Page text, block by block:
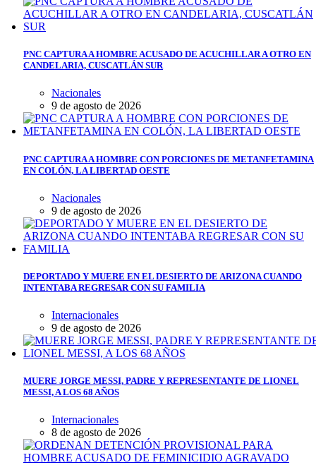
PNC CAPTURA A HOMBRE ACUSADO DE ACUCHILLAR A OTRO EN
CANDELARIA, CUSCATLÁN SUR
Nacionales
9 de agosto de 2026
PNC CAPTURA A HOMBRE CON PORCIONES DE METANFETAMINA
EN COLÓN, LA LIBERTAD OESTE
Nacionales
9 de agosto de 2026
DEPORTADO Y MUERE EN EL DESIERTO DE ARIZONA CUANDO
INTENTABA REGRESAR CON SU FAMILIA
Internacionales
9 de agosto de 2026
MUERE JORGE MESSI, PADRE Y REPRESENTANTE DE LIONEL
MESSI, A LOS 68 AÑOS
Internacionales
8 de agosto de 2026